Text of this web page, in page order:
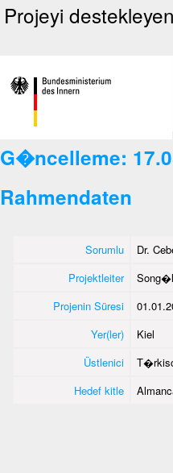
Projeyi
G�ncelleme:
Rahmendaten
Sorumlu
Dr.
Projektleiter
Projenin Süresi
Yer(ler)
Kiel
Üstlenici
Hedef kitle